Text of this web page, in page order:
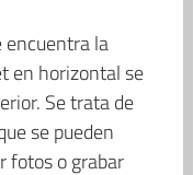
la
en horizontal se
Se trata de
se pueden
fotos o grabar